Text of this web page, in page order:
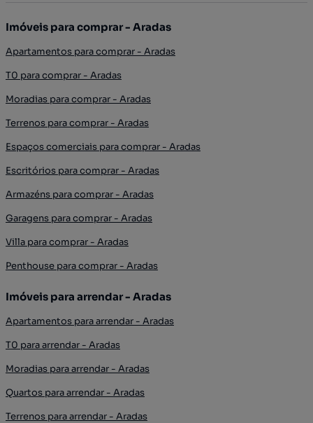
Imóveis para comprar - Aradas
Apartamentos para comprar - Aradas
T0 para comprar - Aradas
Moradias para comprar - Aradas
Terrenos para comprar - Aradas
Espaços comerciais para comprar - Aradas
Escritórios para comprar - Aradas
Armazéns para comprar - Aradas
Garagens para comprar - Aradas
Villa para comprar - Aradas
Penthouse para comprar - Aradas
Imóveis para arrendar - Aradas
Apartamentos para arrendar - Aradas
T0 para arrendar - Aradas
Moradias para arrendar - Aradas
Quartos para arrendar - Aradas
Terrenos para arrendar - Aradas